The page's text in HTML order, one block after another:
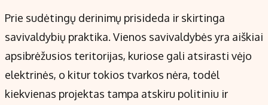
Prie sudėtingų derinimų prisideda ir skirtinga
savivaldybių praktika. Vienos savivaldybės yra aiškiai
apsibrėžusios teritorijas, kuriose gali atsirasti vėjo
elektrinės, o kitur tokios tvarkos nėra, todėl
kiekvienas projektas tampa atskiru politiniu ir